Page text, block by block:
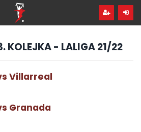
KOLEJKA - LALIGA 21/22
Villarreal
Granada